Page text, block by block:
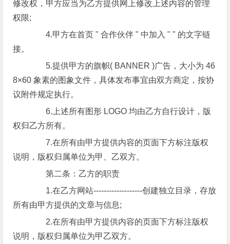
修改权，甲方应当为乙方提供网上修改上述内容的管理
权限;
4.甲方在首页 " 合作伙伴 " 中加入 " " 的文字链
接。
5.提供甲方的旗帜( BANNER )广告，大小为 46
8×60 象素的图象文件，具体发布事宜由双方商定，按协
议附件规定执行。
6.上述所有图形 LOGO 均由乙方自行设计，版
权归乙方所有。
7.在所有由甲方提供内容的页面下方标注版权
说明，版权归属单位为甲、乙双方。
第二条：乙方的职责
1.在乙方网站-------------------创建独立目录，存放
所有由甲方提供的文章与信息;
2.在所有由甲方提供内容的页面下方标注版权
说明，版权归属单位为甲乙双方。